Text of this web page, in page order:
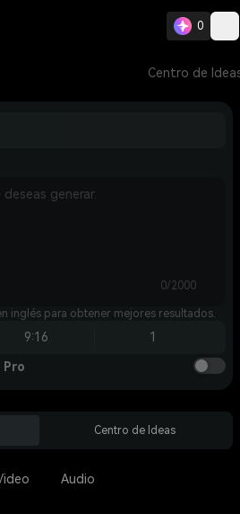
0
Centro de
0/2000
inglés para obtener mejores resultados.
9:16 1
Centro de Ideas
Audio